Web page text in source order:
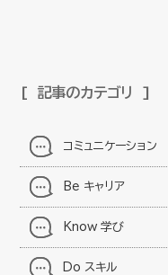
記事のカテゴリ
コミュニケーション
Be キャリア
Know 学び
Do スキル